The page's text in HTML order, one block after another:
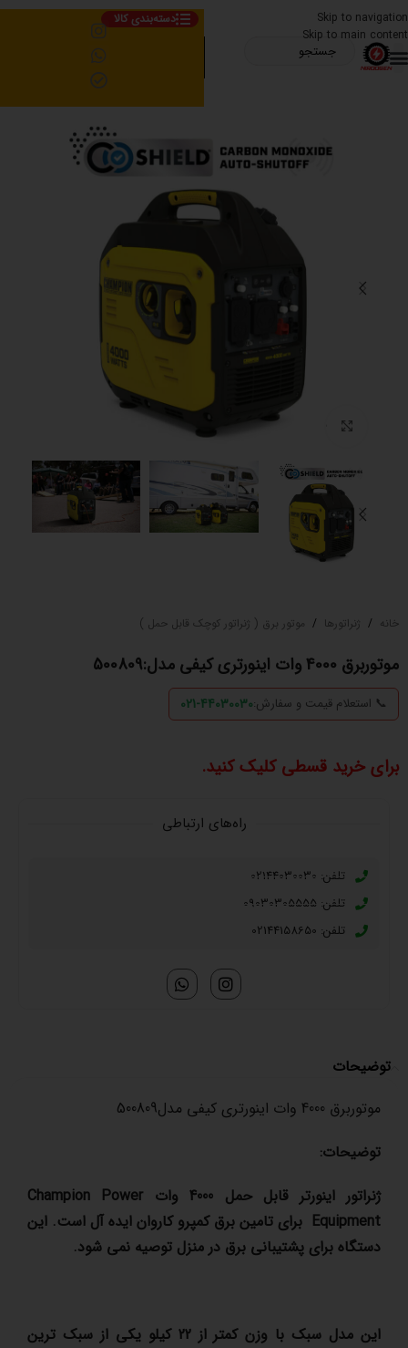
Skip to navigation
Skip to main content
دسته‌بندی کالا
بزرگنمایی تصویر
خانه / ژنراتورها / موتور برق ( ژنراتور کوچک قابل حمل )
موتوربرق 4000 وات اینورتری کیفی مدل:500809
📞 استعلام قیمت و سفارش:021-44030030
برای خرید قسطی کلیک کنید.
راه‌های ارتباطی
تلفن: 02144030030
تلفن: 09030305555
تلفن: 02144158650
توضیحات
موتوربرق 4000 وات اینورتری کیفی مدل500809
توضیحات:
ژنراتور اینورتر قابل حمل 4000 وات
Champion Power
Equipment برای تامین برق کمپرو کاروان ایده آل است. این
دستگاه برای پشتیبانی برق در منزل توصیه نمی شود.
این مدل سبک با وزن کمتر از 22 کیلو یکی از سبک ترین